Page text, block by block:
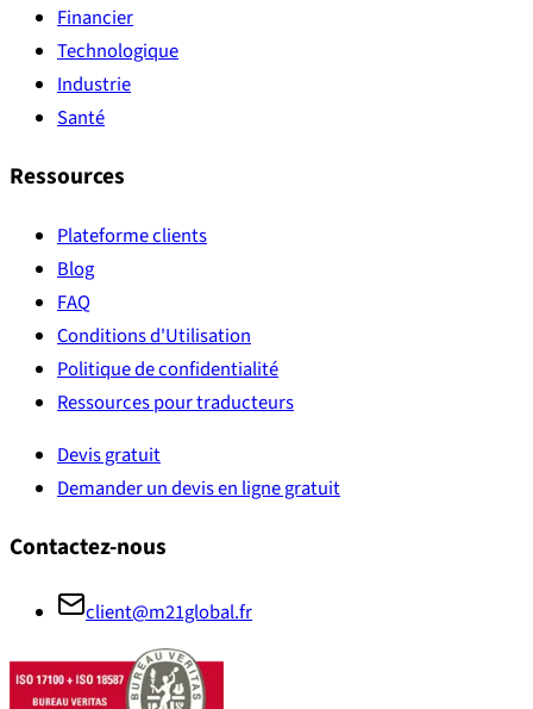
Financier
Technologique
Industrie
Santé
Ressources
Plateforme clients
Blog
FAQ
Conditions d'Utilisation
Politique de confidentialité
Ressources pour traducteurs
Devis gratuit
Demander un devis en ligne gratuit
Contactez-nous
client@m21global.fr